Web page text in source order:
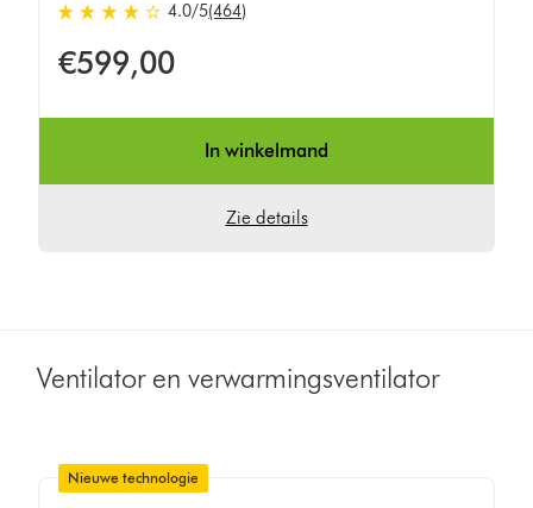
4.0
sterren
van
Ratings
4.0/5(464)
€599,00
In winkelmand
Zie details
Ventilator en verwarmingsventilator
Nieuwe technologie